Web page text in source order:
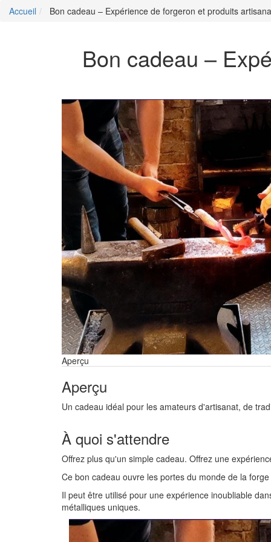
Accueil Bon cadeau – Expérience de forgeron et produits
Bon cadeau –
Aperçu
Aperçu
Un cadeau idéal pour les amateurs d'artisanat, de
À quoi s'attendre
Offrez plus qu'un simple cadeau. Offrez une
Ce bon cadeau ouvre les portes du monde de la
Il peut être utilisé pour une expérience inoubliable
métalliques uniques.